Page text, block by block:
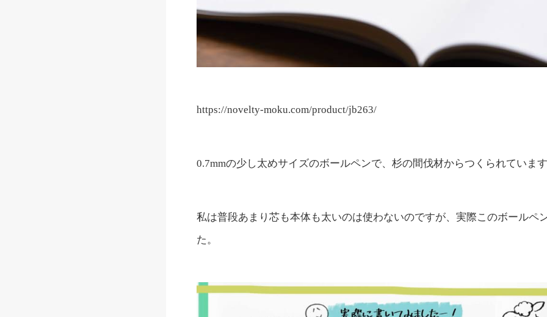
https://novelty-moku.com/product/jb263/
0.7mmの少し太めサイズのボールペンで、杉の間伐材からつくられていま
私は普段あまり芯も本体も太いのは使わないのですが、実際このボールペ
た。